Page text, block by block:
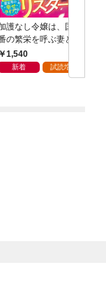
護なし令嬢は、国一
の繁栄を呼ぶ妻とし
て迎えられました～無
と捨てられた私、ど
うやら精霊との架け橋
1,540
新着 試読増量